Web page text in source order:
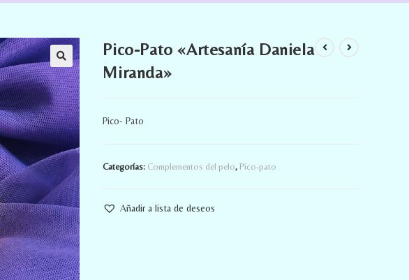
Pico-Pato «Artesanía Daniela
Miranda»
Pico- Pato
Categorías: Complementos del pelo, Pico-pato
Añadir a lista de deseos